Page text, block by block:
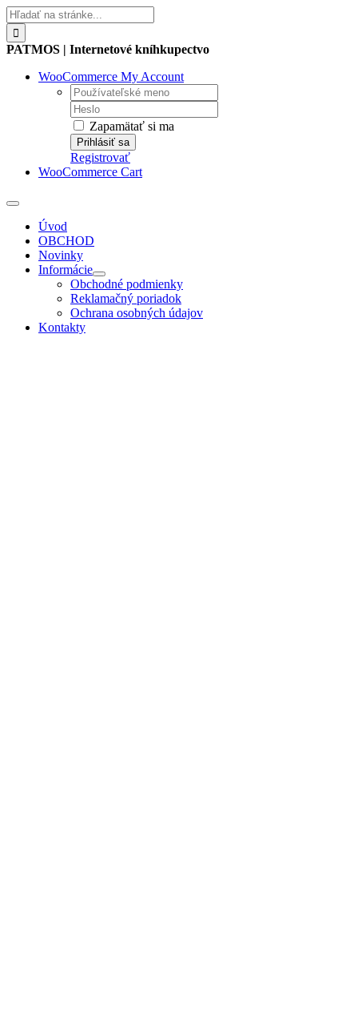
Skip
to
content
Hľadať:
PATMOS | Internetové kníhkupectvo
WooCommerce My Account
Username:
Password:
Zapamätať si ma
Registrovať
WooCommerce Cart
Toggle
Navigation
Úvod
OBCHOD
Novinky
Informácie
Obchodné podmienky
Reklamačný poriadok
Ochrana osobných údajov
Kontakty